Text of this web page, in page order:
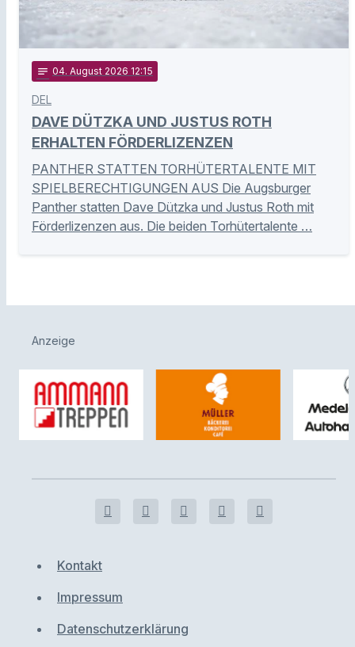
notes 04. August 2026 12:15
DEL
DAVE DÜTZKA UND JUSTUS ROTH
ERHALTEN FÖRDERLIZENZEN
PANTHER STATTEN TORHÜTERTALENTE MIT
SPIELBERECHTIGUNGEN AUS Die Augsburger
Panther statten Dave Dützka und Justus Roth mit
Förderlizenzen aus. Die beiden Torhütertalente …
Anzeige
Kontakt
Impressum
Datenschutzerklärung